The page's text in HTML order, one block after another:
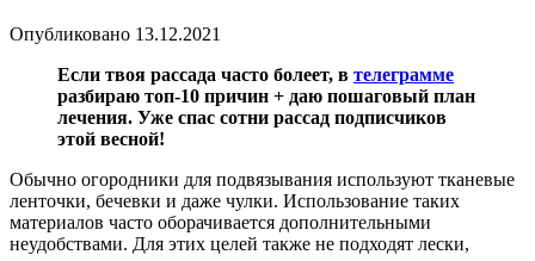
Опубликовано 13.12.2021
Если твоя рассада часто болеет, в телеграмме
разбираю топ-10 причин + даю пошаговый план
лечения. Уже спас сотни рассад подписчиков
этой весной!
Обычно огородники для подвязывания используют тканевые
ленточки, бечевки и даже чулки. Использование таких
материалов часто оборачивается дополнительными
неудобствами. Для этих целей также не подходят лески,